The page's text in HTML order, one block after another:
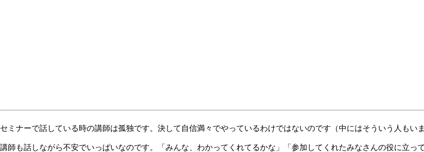
セミナーで話している時の講師は孤独です。決して自信満々でやっているわけではないのです（中にはそういう人もいま
講師も話しながら不安でいっぱいなのです。「みんな、わかってくれてるかな」「参加してくれたみなさんの役に立っ